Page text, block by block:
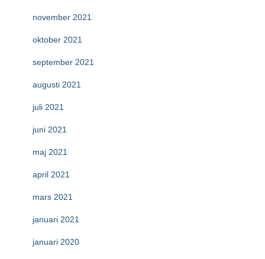
november 2021
oktober 2021
september 2021
augusti 2021
juli 2021
juni 2021
maj 2021
april 2021
mars 2021
januari 2021
januari 2020